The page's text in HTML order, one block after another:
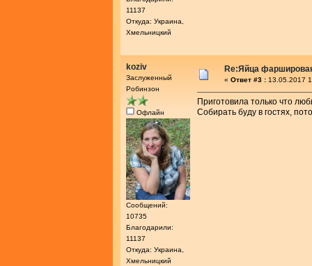
11137
Откуда: Украина,
Хмельницкий
koziv
Заслуженный
Робинзон
Офлайн
Сообщений:
10735
Благодарили:
11137
Откуда: Украина,
Хмельницкий
Re:Яйца
« Ответ #3 : 13.05.2017
Приготовила только что
Собирать буду в гостях,